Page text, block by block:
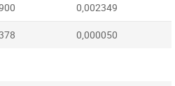
0,002349
0,000050